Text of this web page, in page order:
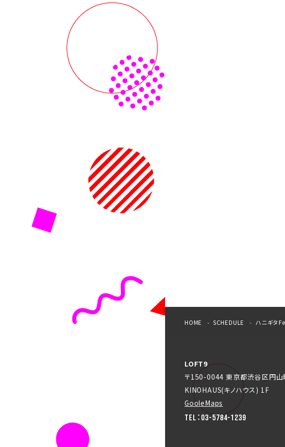
HOME SCHEDULE ハニギタ
LOFT9
〒150-0044 東京都渋谷区円
KINOHAUS(キノハウス) 1F
GooleMaps
TEL：03-5784-1239